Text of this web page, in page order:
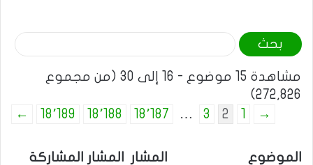
ب
مشاهدة 15 موضوع - 16 إلى 30 (من مجموع
272,826)
→
2
3
… 18٬187 18٬188 18٬189 ←
الموضوع
المشار
المشار
المشاركة